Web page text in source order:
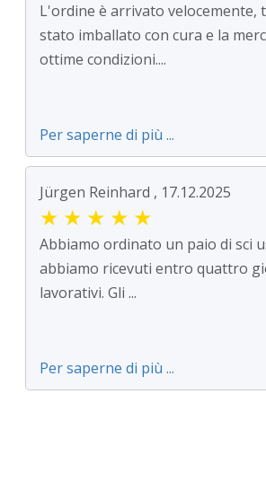
L'ordine è arrivato velocemente,
stato imballato con cura e la
ottime condizioni....
Per saperne di più ...
Jürgen Reinhard , 17.12.2025
★ ★ ★ ★ ★
Abbiamo ordinato un paio di sci
abbiamo ricevuti entro quattro
lavorativi. Gli ...
Per saperne di più ...